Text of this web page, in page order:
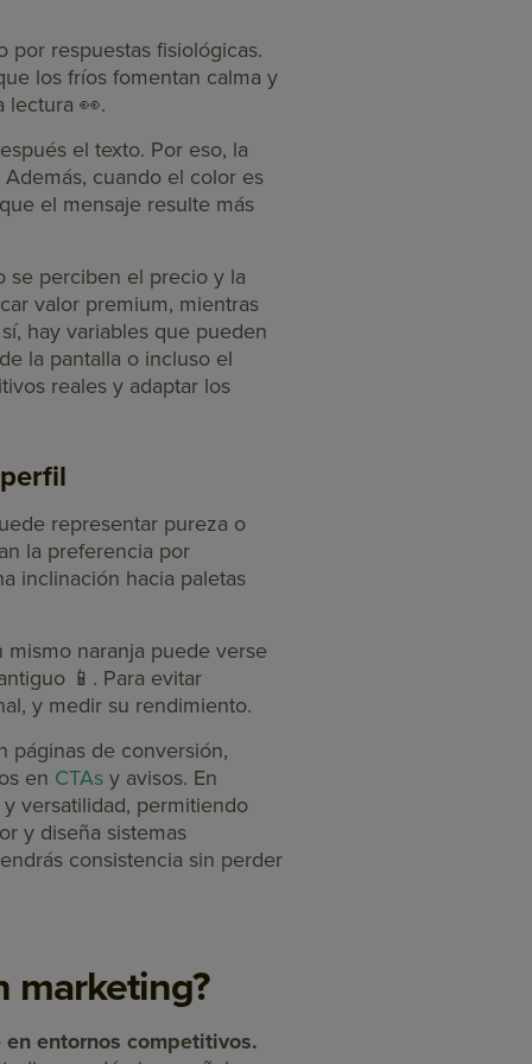
por respuestas fisiológicas.
los fríos fomentan calma y
lectura 👀.
el texto. Por eso, la
cuando el color es
el mensaje resulte más
se perciben el precio y la
valor premium, mientras
hay variables que pueden
la pantalla o incluso el
reales y adaptar los
representar pureza o
la preferencia por
inclinación hacia paletas
naranja puede verse
📱. Para evitar
y medir su rendimiento.
páginas de conversión,
en CTAs y avisos. En
versatilidad, permitiendo
y diseña sistemas
consistencia sin perder
marketing?
entornos competitivos.